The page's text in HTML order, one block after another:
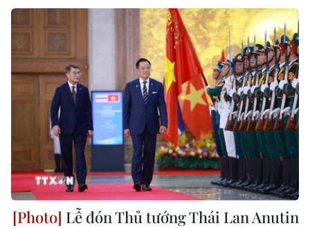
Lễ đón Thủ tướng Thái Lan Anutin